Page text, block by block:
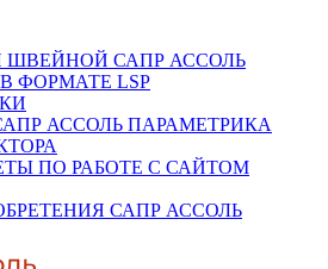
ШВЕЙНОЙ САПР АССОЛЬ
ФОРМАТЕ LSP
АССОЛЬ ПАРАМЕТРИКА
ПО РАБОТЕ С САЙТОМ
САПР АССОЛЬ